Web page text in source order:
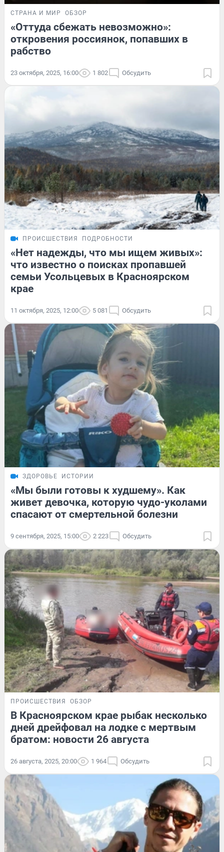
СТРАНА И МИР ОБЗОР
«Оттуда сбежать невозможно»:
откровения россиянок, попавших в
рабство
23 октября, 2025, 16:00 1 802 Обсудить
ПРОИСШЕСТВИЯ ПОДРОБНОСТИ
«Нет надежды, что мы ищем живых»:
что известно о поисках пропавшей
семьи Усольцевых в Красноярском
крае
11 октября, 2025, 12:00 5 081 Обсудить
ЗДОРОВЬЕ ИСТОРИИ
«Мы были готовы к худшему». Как
живет девочка, которую чудо-уколами
спасают от смертельной болезни
9 сентября, 2025, 15:00 2 223 Обсудить
ПРОИСШЕСТВИЯ ОБЗОР
В Красноярском крае рыбак несколько
дней дрейфовал на лодке с мертвым
братом: новости 26 августа
26 августа, 2025, 20:00 1 964 Обсудить